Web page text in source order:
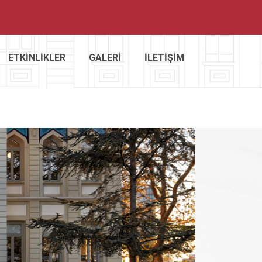
ETKİNLİKLER GALERİ İLETİŞİM